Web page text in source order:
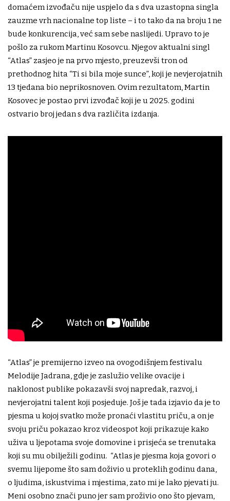
domaćem izvođaču nije uspjelo da s dva uzastopna singla
zauzme vrh nacionalne top liste – i to tako da na broju 1 ne
bude konkurencija, već sam sebe naslijedi. Upravo to je
pošlo za rukom Martinu Kosovcu. Njegov aktualni singl
“Atlas” zasjeo je na prvo mjesto, preuzevši tron od
prethodnog hita “Ti si bila moje sunce”, koji je nevjerojatnih
13 tjedana bio neprikosnoven. Ovim rezultatom, Martin
Kosovec je postao prvi izvođač koji je u 2025. godini
ostvario broj jedan s dva različita izdanja.
“Atlas” je premijerno izveo na ovogodišnjem festivalu
Melodije Jadrana, gdje je zaslužio velike ovacije i
naklonost publike pokazavši svoj napredak, razvoj, i
nevjerojatni talent koji posjeduje. Još je tada izjavio da je to
pjesma u kojoj svatko može pronaći vlastitu priču, a on je
svoju priču pokazao kroz videospot koji prikazuje kako
uživa u ljepotama svoje domovine i prisjeća se trenutaka
koji su mu obilježili godinu. “Atlas je pjesma koja govori o
svemu lijepome što sam doživio u proteklih godinu dana,
o ljudima, iskustvima i mjestima, zato mi je lako pjevati ju.
Meni osobno znači puno jer sam proživio ono što pjevam,